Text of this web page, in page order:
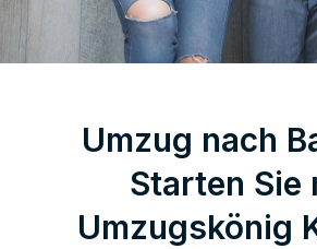
Umzug nach
Starten Sie
Umzugskönig